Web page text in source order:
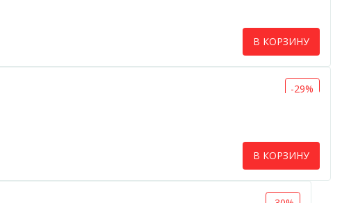
В КОРЗИНУ
-29%
В КОРЗИНУ